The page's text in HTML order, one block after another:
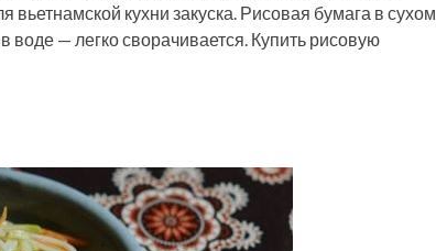
кухни закуска. Рисовая бумага в сухом
воде — легко сворачивается. Купить рисовую